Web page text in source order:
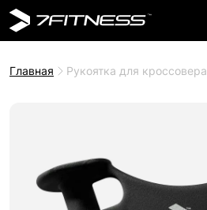
Главная Рукоятка для кроссовера